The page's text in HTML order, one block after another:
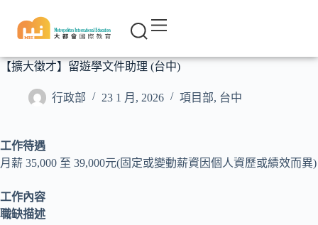
【擴大徵才】留遊學文件助理 (台中)
行政部 23 1 月, 2026 項目部, 台中
工作待遇
月薪 35,000 至 39,000元(固定或變動薪資因個人資歷或績效而異)
工作內容
職缺描述